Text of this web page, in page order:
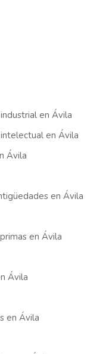
en Ávila
en Ávila
Ávila
en Ávila
en Ávila
Ávila
en Ávila